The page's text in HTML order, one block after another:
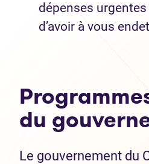
dépenses
d’avoir à vous
du
Le gouvernement du